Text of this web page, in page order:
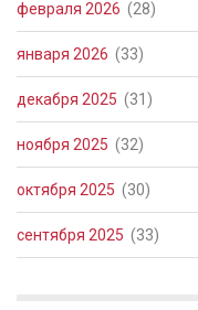
февраля 2026 (28)
января 2026 (33)
декабря 2025 (31)
ноября 2025 (32)
октября 2025 (30)
сентября 2025 (33)